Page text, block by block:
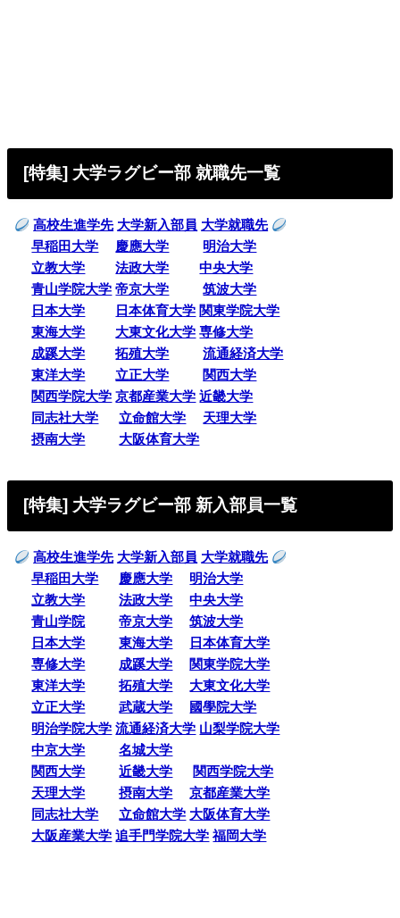
[特集] 大学ラグビー部 就職先一覧
高校生進学先 大学新入部員 大学就職先
早稲田大学
慶應大学
明治大学
立教大学
法政大学
中央大学
青山学院大学 帝京大学
筑波大学
日本大学
日本体育大学 関東学院大学
東海大学
大東文化大学 専修大学
成蹊大学
拓殖大学
流通経済大学
東洋大学
立正大学
関西大学
関西学院大学 京都産業大学 近畿大学
同志社大学
立命館大学
天理大学
摂南大学
大阪体育大学
[特集] 大学ラグビー部 新入部員一覧
高校生進学先 大学新入部員 大学就職先
早稲田大学
慶應大学
明治大学
立教大学
法政大学
中央大学
青山学院
帝京大学
筑波大学
日本大学
東海大学
日本体育大学
専修大学
成蹊大学
関東学院大学
東洋大学
拓殖大学
大東文化大学
立正大学
武蔵大学
國學院大学
明治学院大学 流通経済大学 山梨学院大学
中京大学
名城大学
関西大学
近畿大学
関西学院大学
天理大学
摂南大学
京都産業大学
同志社大学
立命館大学 大阪体育大学
大阪産業大学 追手門学院大学 福岡大学